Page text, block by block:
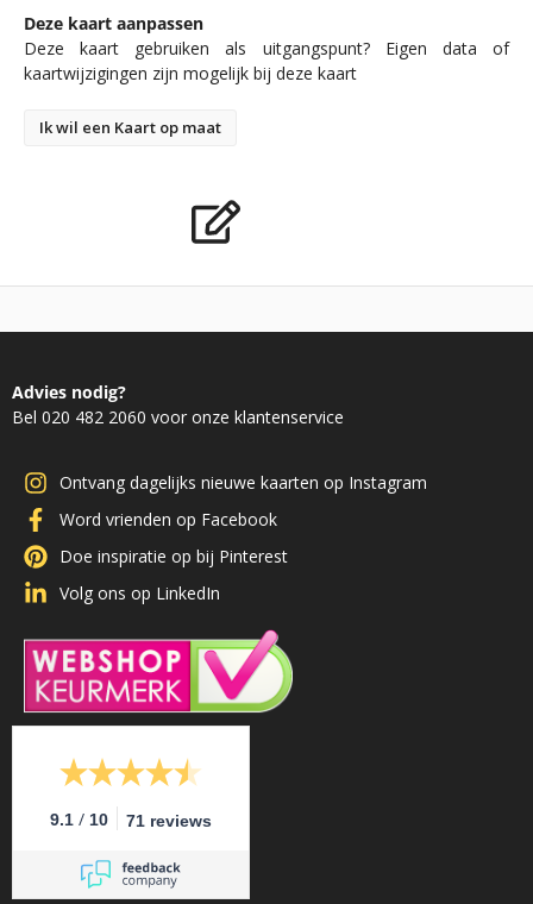
Deze kaart aanpassen
Deze kaart gebruiken als uitgangspunt? Eigen data of
kaartwijzigingen zijn mogelijk bij deze kaart
Ik wil een Kaart op maat
Advies nodig?
Bel 020 482 2060 voor onze klantenservice
Ontvang dagelijks nieuwe kaarten op Instagram
Word vrienden op Facebook
Doe inspiratie op bij Pinterest
Volg ons op LinkedIn
9.1 / 10 71 reviews